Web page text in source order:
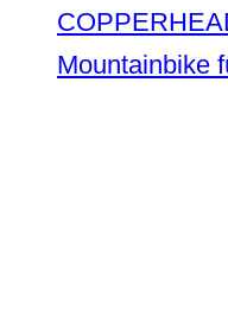
Mountainbike